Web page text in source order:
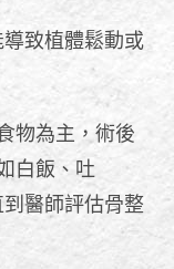
致植體鬆動或
物為主，術後
白飯、吐
醫師評估骨整